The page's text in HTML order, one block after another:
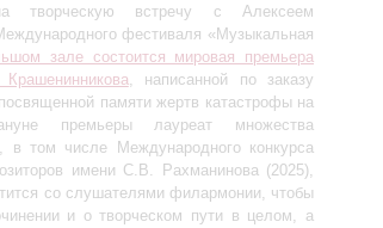
творческую встречу с Алексеем
фестиваля «Музыкальная
зале состоится мировая премьера
, написанной по заказу
памяти жертв катастрофы на
премьеры лауреат множества
в том числе Международного конкурса
имени С.В. Рахманинова (2025),
со слушателями филармонии, чтобы
и о творческом пути в целом, а